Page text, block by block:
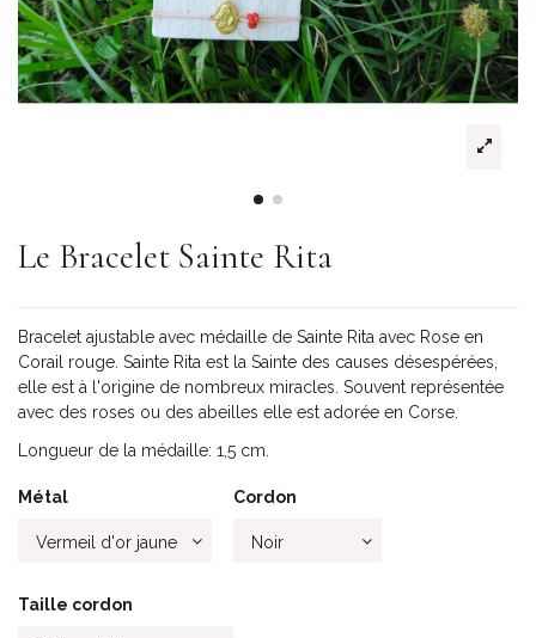
Le Bracelet Sainte Rita
Bracelet ajustable avec médaille de Sainte Rita avec Rose en
Corail rouge. Sainte Rita est la Sainte des causes désespérées,
elle est à l'origine de nombreux miracles. Souvent représentée
avec des roses ou des abeilles elle est adorée en Corse.
Longueur de la médaille: 1,5 cm.
Métal Cordon
Taille cordon